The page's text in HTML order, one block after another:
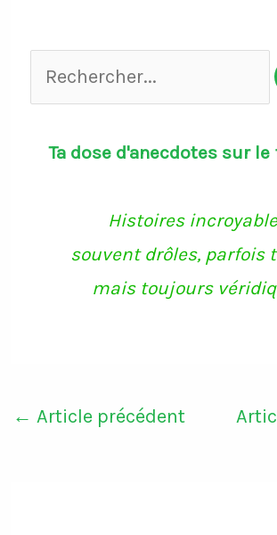
Rechercher...
Ta dose d'anecdotes sur
Histoires
souvent drôles, parfois
mais toujours
← Article précédent